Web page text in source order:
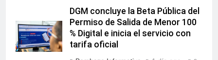
DGM concluye la Beta Pública del
Permiso de Salida de Menor 100
% Digital e inicia el servicio con
tarifa oficial